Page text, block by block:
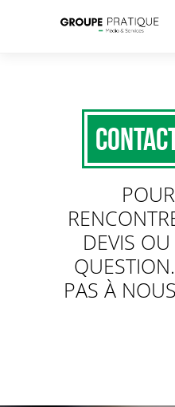
DEVIS
PAS À